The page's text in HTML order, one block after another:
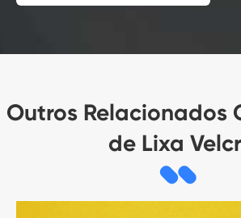
Outros Relacionados
de Lixa